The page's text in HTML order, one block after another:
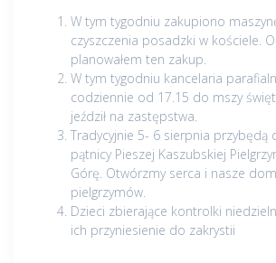
W tym tygodniu zakupiono
czyszczenia posadzki w kościele.
planowałem ten zakup.
W tym tygodniu kancelaria
codziennie od 17.15 do mszy
jeździł na zastępstwa.
Tradycyjnie 5- 6 sierpnia przybędą
pątnicy Pieszej Kaszubskiej
Górę. Otwórzmy serca i nasze
pielgrzymów.
Dzieci zbierające kontrolki
ich przyniesienie do zakrystii